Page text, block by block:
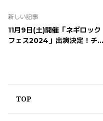
新しい記事
11月9日(土)開催「ネギロック
フェス2024」出演決定！チ
TOP